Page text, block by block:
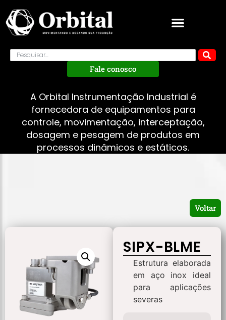
Fale conosco
A Orbital Instrumentação Industrial é
fornecedora de equipamentos para
controle, movimentação, interceptação,
dosagem e pesagem de produtos em
processos dinâmicos e estáticos.
Voltar
SIPX-BLME
Estrutura elaborada
em aço inox ideal
para aplicações
severas